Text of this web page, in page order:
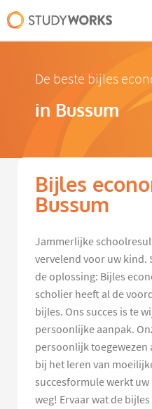
De beste bijles
in Bussum
Bijles
Bussum
Jammerlijke
vervelend voor uw kind.
de oplossing: Bijles
scholier heeft al de
bijles. Ons succes is te
persoonlijke aanpak.
persoonlijk toegewezen
bij het leren van
succesformule werkt
weg! Ervaar wat de